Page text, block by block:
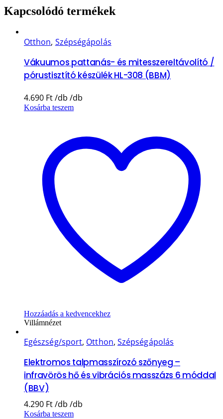
Kapcsolódó termékek
Otthon, Szépségápolás
Vákuumos pattanás- és mitesszereltávolító /
pórustisztító készülék HL-308 (BBM)
4.690 Ft
Kosárba teszem
Hozzáadás a kedvencekhez
Villámnézet
Egészség/sport, Otthon, Szépségápolás
Elektromos talpmasszírozó szőnyeg –
infravörös hő és vibrációs masszázs 6 móddal
(BBV)
4.290 Ft
Kosárba teszem